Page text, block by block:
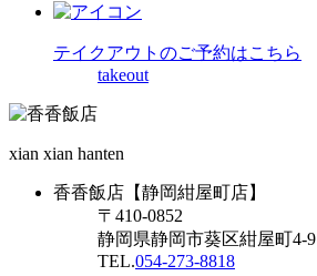
テイクアウトのご予約はこちら
takeout
xian xian hanten
香香飯店【静岡紺屋町店】
〒410-0852
静岡県静岡市葵区紺屋町4-9
TEL.054-273-8818